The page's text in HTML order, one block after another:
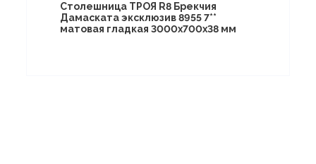
Столешница ТРОЯ R8 Брекчия
Дамаската эксклюзив 8955 7**
матовая гладкая 3000х700х38 мм